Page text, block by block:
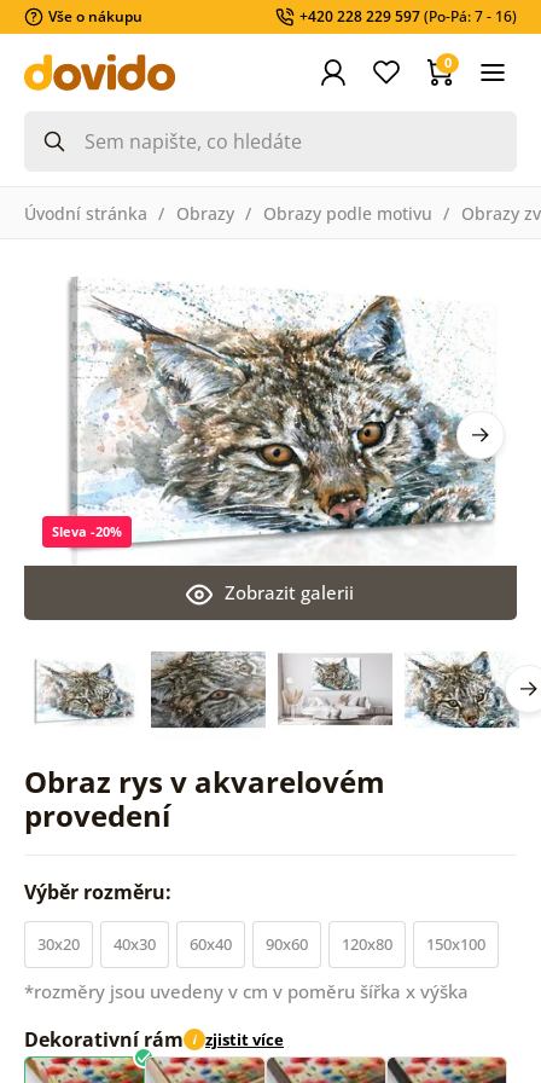
Vše o nákupu +420 228 229 597(Po-Pá: 7 - 16)
0
Úvodní stránka Obrazy Obrazy podle motivu Obrazy
Obraz rys v akvarelovém
provedení
Zobrazit galerii
Sleva -20%
Výběr rozměru:
30x20 40x30 60x40 90x60 120x80 150x100
*rozměry jsou uvedeny v cm v poměru šířka x výška
Dekorativní rám i zjistit více